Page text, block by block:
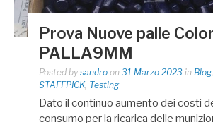
Prova Nuove palle
PALLA9MM
Posted by sandro on 31 Marzo 2023 in Blog,
STAFFPICK, Testing
Dato il continuo aumento dei costi
consumo per la ricarica delle